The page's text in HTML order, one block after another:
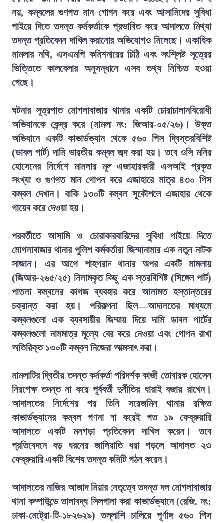
নয়, কম্বলের গুণগত মান গোপন করে এবং আসামিদের সুবিধা
পাইয়ে দিতে তদন্ত কর্মকর্তাকে প্রভাবিত করে আদালতে মিথ্যা
তদন্ত প্রতিবেদন দাখিল করানোর অভিযোগও মিলেছে। একাধিক
মামলার নথি, এসএমপি কমিশনারের চিঠি এবং সংশ্লিষ্ট সূত্রের
ভিত্তিতে কালবেলার অনুসন্ধানে এসব তথ্য নিশ্চিত হওয়া
গেছে।
ঘটনার সূত্রপাত মোগলাবাজার থানার একটি চোরাচালানবিরোধী
অভিযানকে কেন্দ্র করে (মামলা নং: জিআর-০৫/২৬)। উক্ত
অভিযানে একটি কাভার্ডভ্যান থেকে ৫৬০ পিস দ্বিস্তরবিশিষ্ট
(ডাবল পার্ট) দামি ভারতীয় কম্বল জব্দ করা হয়। তবে ওসি মনির
হোসেনের নির্দেশে মামলার মূল এজাহারকারী এসআই প্রকৃত
সংখ্যা ও গুণগত মান গোপন করে এজাহারে মাত্র ৪৩০ পিস
কম্বল দেখান। বাকি ১৩০টি কম্বল সুকৌশলে এজাহার থেকে
গায়েব করে দেওয়া হয়।
পরবর্তীতে আসামি ও চোরাকারবারিদের সুবিধা পাইয়ে দিতে
মোগলাবাজার থানার পুলিশ কর্মকর্তারা জিম্মানামার এক নতুন নাটক
সাজান। এর আগে শাহপরান থানার অপর একটি মামলায়
(জিআর-২৬৫/২৫) নিলামকৃত কিছু এক স্তরবিশিষ্ট (সিঙ্গেল পার্ট)
পাতলা কম্বলের কাগজ ব্যবহার করে আলামত হস্তান্তরের
চক্রান্ত করা হয়। পরিকল্পনা ছিল—আদালতের মাধ্যমে
কম্বলগুলো এক ব্যবসায়ীর জিম্মায় দিয়ে দামি ডাবল পার্টের
কম্বলগুলো নামমাত্র মূল্যে বের করে নেওয়া এবং গোপন রাখা
অতিরিক্ত ১৩০টি কম্বল নিজেরা আত্মসাৎ করা।
মামলাটির দ্বিতীয় তদন্ত কর্মকর্তা পরিদর্শক কাজী তোবারক হোসেন
নিরপেক্ষ তদন্ত না করে পূর্ববর্তী দুর্নীতির ধারাই বজায় রাখেন।
আদালতের নির্দেশের পর তিনি সরেজমিন থানায় রক্ষিত
কাভার্ডভ্যানের কম্বল গণনা না করেই গত ১৯ ফেব্রুয়ারি
আদালতে একটি মনগড়া প্রতিবেদন দাখিল করেন। তবে
প্রতিবেদনে বড় ধরনের জালিয়াতি ধরা পড়লে আদালত ২৩
ফেব্রুয়ারি একটি বিশেষ তদন্ত কমিটি গঠন করেন।
আদালতের নাজির আজাদ মিয়ার নেতৃত্বে তদন্ত দল মোগলাবাজার
থানা কম্পাউন্ডে তালাবদ্ধ সিলগালা করা কাভার্ডভ্যানে (রেজি. নং:
ঢাকা-মেট্রো-টি-১৮২৬২৯) তল্লাশি চালিয়ে পূর্ণাঙ্গ ৫৬০ পিস